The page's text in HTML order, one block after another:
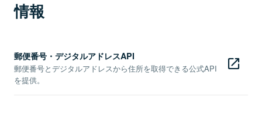
情報
郵便番号・デジタルアドレスAPI
郵便番号とデジタルアドレスから住所を取得できる公式API
を提供。